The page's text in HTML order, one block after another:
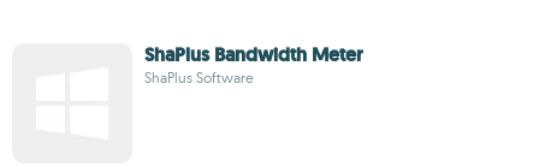
ShaPlus Bandwidth Meter
ShaPlus Software